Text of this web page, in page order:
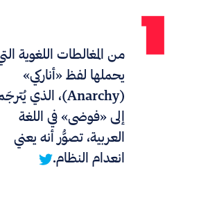
من المغالطات اللغوية التي
يحملها لفظ «أناركي»
(Anarchy)، الذي يُترجَم
إلى «فوضى» في اللغة
العربية، تصوُّر أنه يعني
انعدام النظام.